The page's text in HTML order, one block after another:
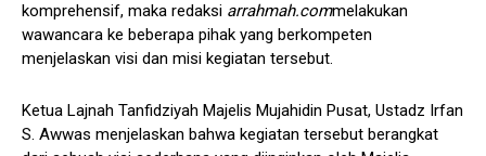
komprehensif, maka redaksi arrahmah.commelakukan
wawancara ke beberapa pihak yang berkompeten
menjelaskan visi dan misi kegiatan tersebut.
Ketua Lajnah Tanfidziyah Majelis Mujahidin Pusat, Ustadz Irfan
S. Awwas menjelaskan bahwa kegiatan tersebut berangkat